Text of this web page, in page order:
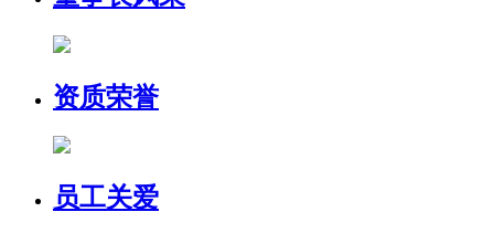
资质荣誉
员工关爱